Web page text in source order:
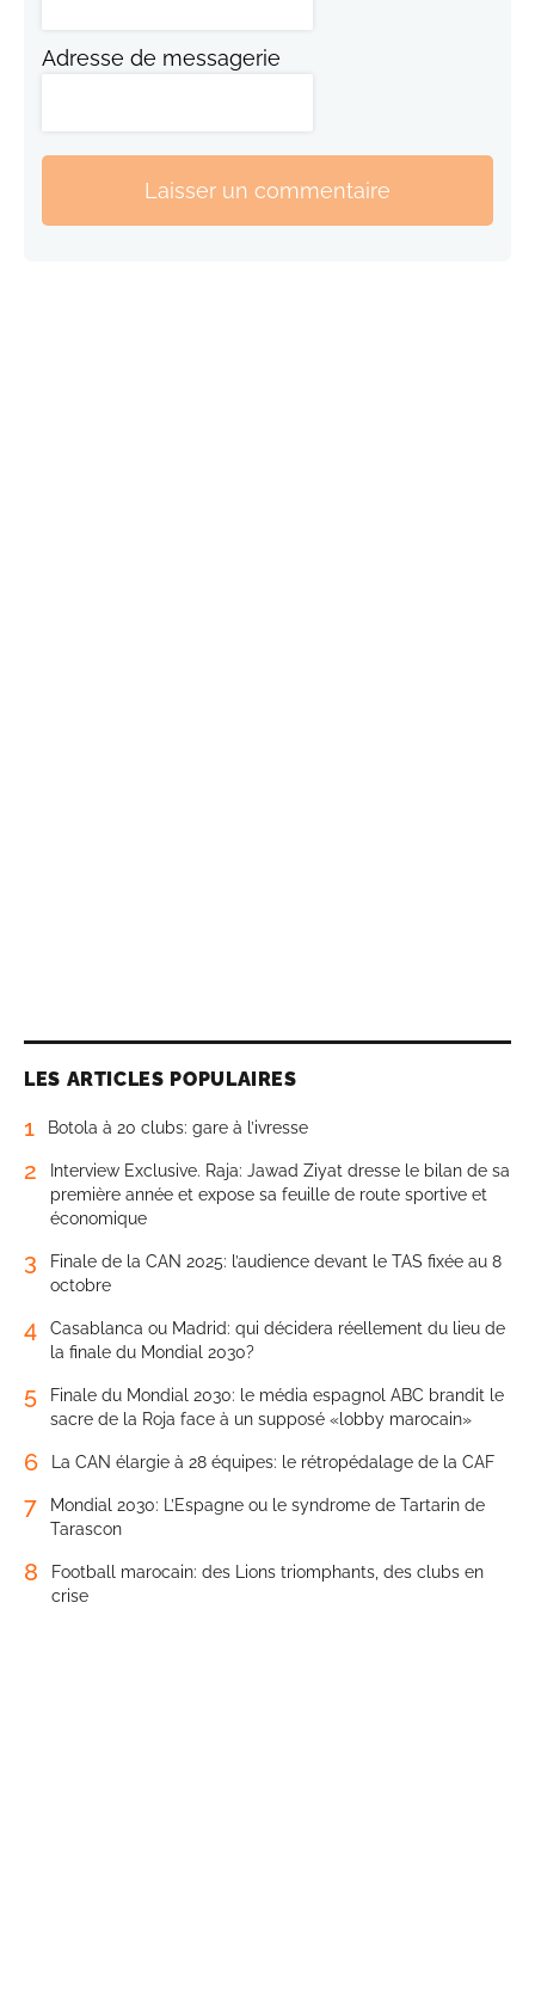
Adresse de messagerie
Laisser un commentaire
LES ARTICLES POPULAIRES
1 Botola à 20 clubs: gare à l’ivresse
2
Interview Exclusive. Raja: Jawad Ziyat dresse le bilan de sa
première année et expose sa feuille de route sportive et
économique
3
Finale de la CAN 2025: l’audience devant le TAS fixée au 8
octobre
4
Casablanca ou Madrid: qui décidera réellement du lieu de
la finale du Mondial 2030?
5
Finale du Mondial 2030: le média espagnol ABC brandit le
sacre de la Roja face à un supposé «lobby marocain»
6 La CAN élargie à 28 équipes: le rétropédalage de la CAF
7
Mondial 2030: L’Espagne ou le syndrome de Tartarin de
Tarascon
8
Football marocain: des Lions triomphants, des clubs en
crise